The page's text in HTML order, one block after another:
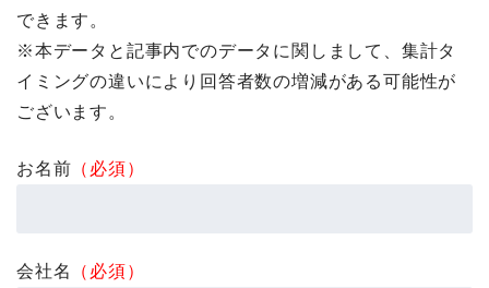
できます。
※本データと記事内でのデータに関しまして、集計タ
イミングの違いにより回答者数の増減がある可能性が
ございます。
お名前 （必須）
会社名 （必須）